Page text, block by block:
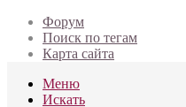
Форум
Поиск по тегам
Карта сайта
Меню
Искать